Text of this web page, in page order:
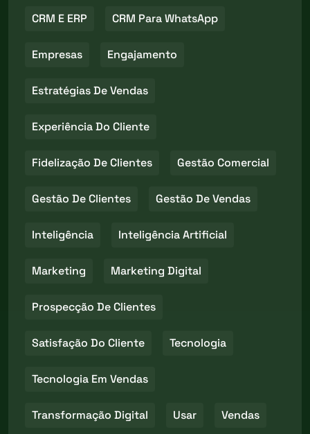
CRM E ERP CRM Para WhatsApp
Empresas Engajamento
Estratégias De Vendas
Experiência Do Cliente
Fidelização De Clientes Gestão Comercial
Gestão De Clientes Gestão De Vendas
Inteligência Inteligência Artificial
Marketing Marketing Digital
Prospecção De Clientes
Satisfação Do Cliente Tecnologia
Tecnologia Em Vendas
Transformação Digital Usar Vendas